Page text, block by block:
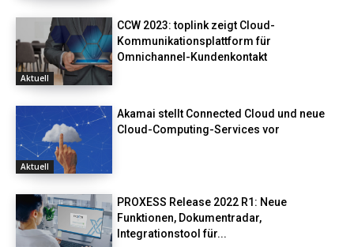
Aktuell
CCW 2023: toplink zeigt Cloud-
Kommunikationsplattform für
Omnichannel-Kundenkontakt
Aktuell
Akamai stellt Connected Cloud und neue
Cloud-Computing-Services vor
PROXESS Release 2022 R1: Neue
Funktionen, Dokumentradar,
Integrationstool für...